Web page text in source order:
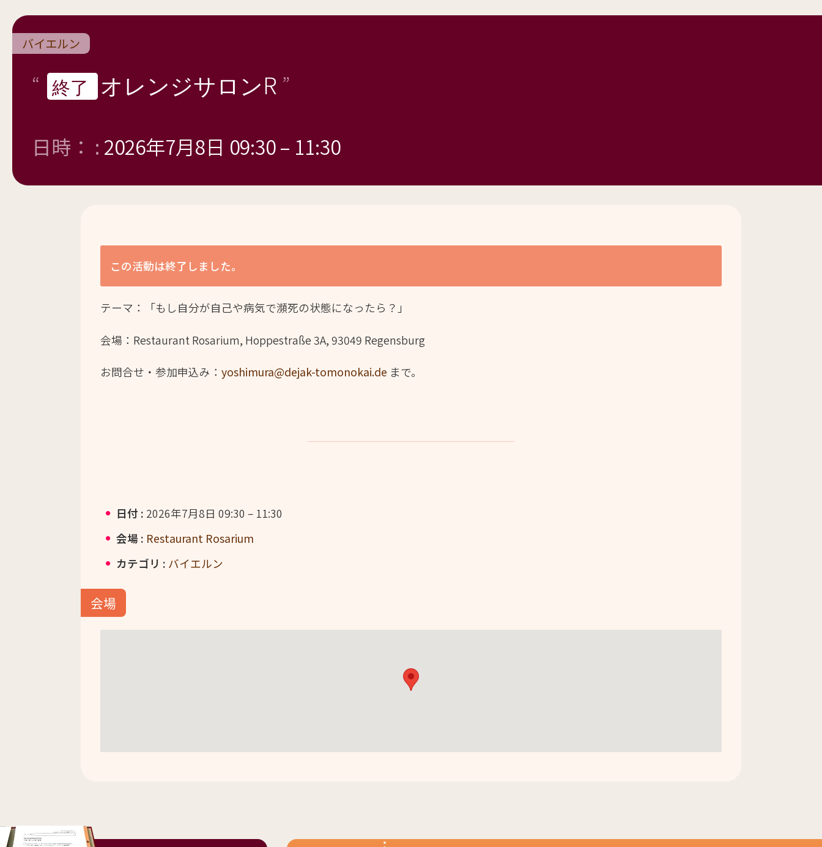
バイエルン
終了 オレンジサロンR
日時： : 2026年7月8日 09:30– 11:30
この活動は終了しました。
テーマ：「もし自分が自己や病気で瀕死の状態になったら？」
会場 ： Restaurant Rosarium, Hoppestraße 3A, 93049 Regensburg
お問合せ・参加申込み： yoshimura@dejak-tomonokai.de まで。
日付 : 2026年7月8日 09:30 – 11:30
会場 : Restaurant Rosarium
カテゴリ : バイエルン
会場